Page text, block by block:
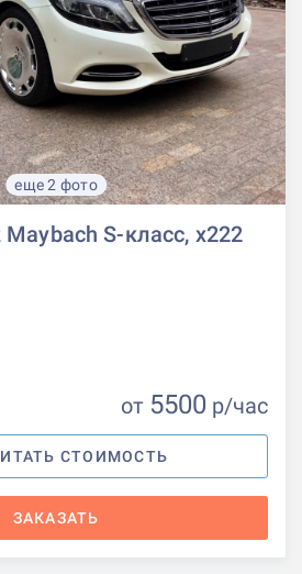
еще 2 фото
S-класс, x222
от 5500 р/час
СТОИМОСТЬ
ЗАКАЗАТЬ